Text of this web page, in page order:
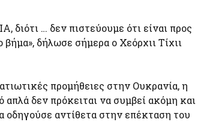
διότι … δεν πιστεύουμε ότι είναι προς
δήλωσε σήμερα ο Χεόρχιι Τίχιι
προμήθειες στην Ουκρανία, η
απλά δεν πρόκειται να συμβεί ακόμη και
οδηγούσε αντίθετα στην επέκταση του